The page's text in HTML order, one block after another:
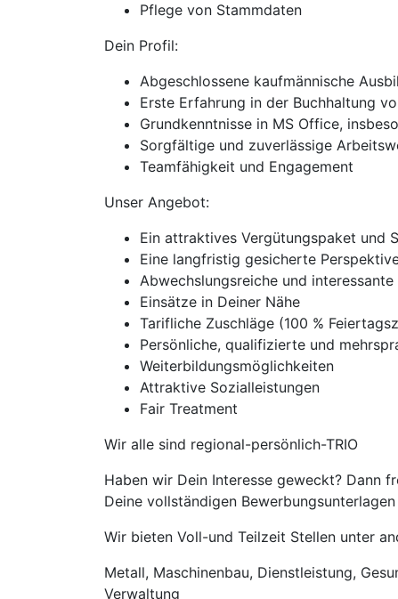
Pflege von Stammdaten
Dein Profil:
Abgeschlossene kaufmännische
Erste Erfahrung in der Buchhaltung
Grundkenntnisse in MS Office,
Sorgfältige und zuverlässige
Teamfähigkeit und Engagement
Unser Angebot:
Ein attraktives Vergütungspaket und
Eine langfristig gesicherte
Abwechslungsreiche und
Einsätze in Deiner Nähe
Tarifliche Zuschläge (100 %
Persönliche, qualifizierte und
Weiterbildungsmöglichkeiten
Attraktive Sozialleistungen
Fair Treatment
Wir alle sind regional-persönlich-TRIO
Haben wir Dein Interesse geweckt? Dann
Deine vollständigen
Wir bieten Voll-und Teilzeit Stellen unter
Metall, Maschinenbau, Dienstleistung,
Verwaltung